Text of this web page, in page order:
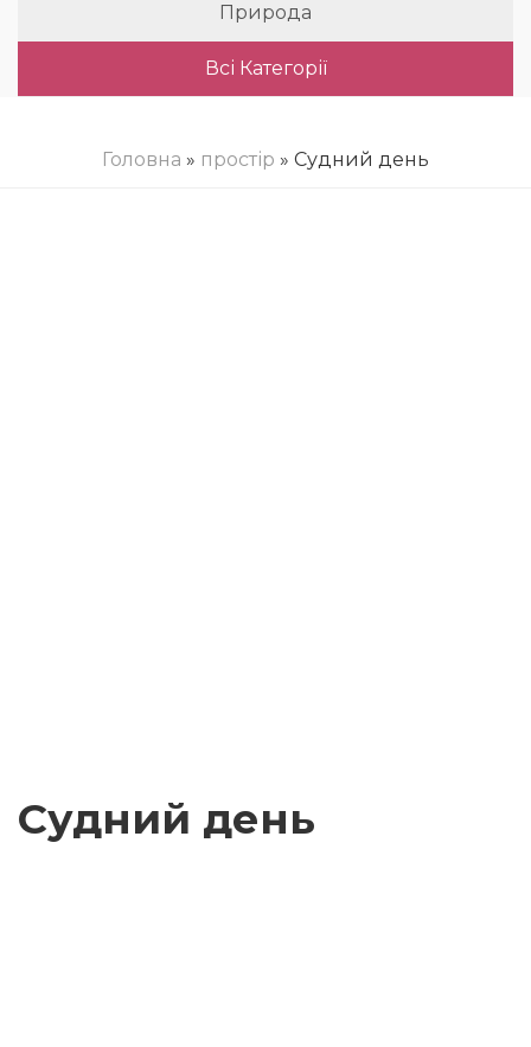
Природа
Всі Категорії
Головна » простір » Судний день
Судний день